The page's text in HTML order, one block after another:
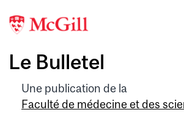
Le Bulletel
Une publication de la
Faculté de médecine et des